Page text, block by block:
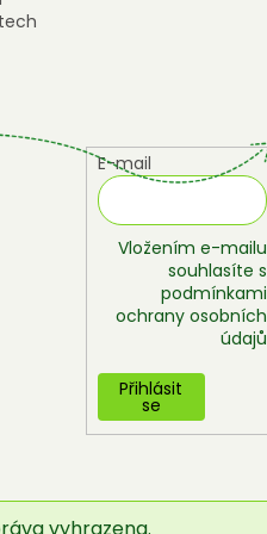
E-mail
Vložením e-mailu
souhlasíte s
podmínkami
ochrany osobních
údajů
Přihlásit
se